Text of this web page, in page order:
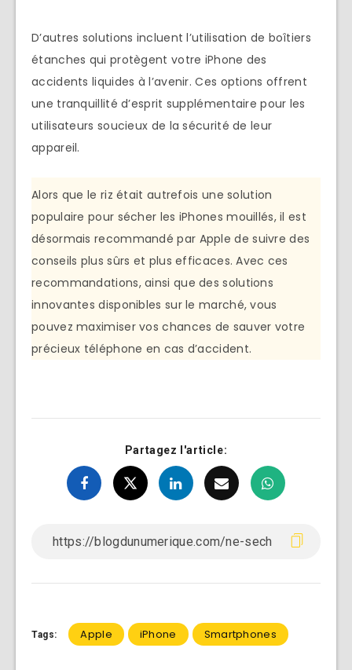
D’autres solutions incluent l’utilisation de boîtiers
étanches qui protègent votre iPhone des
accidents liquides à l’avenir. Ces options offrent
une tranquillité d’esprit supplémentaire pour les
utilisateurs soucieux de la sécurité de leur
appareil.
Alors que le riz était autrefois une solution
populaire pour sécher les iPhones mouillés, il est
désormais recommandé par Apple de suivre des
conseils plus sûrs et plus efficaces. Avec ces
recommandations, ainsi que des solutions
innovantes disponibles sur le marché, vous
pouvez maximiser vos chances de sauver votre
précieux téléphone en cas d’accident.
Partagez l'article:
Tags: Apple iPhone Smartphones